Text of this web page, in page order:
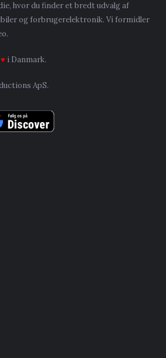
hvor du finder et bredt udvalg af
og forbrugerelektronik. Vi formidler
♥ i Danmark.
ApS.